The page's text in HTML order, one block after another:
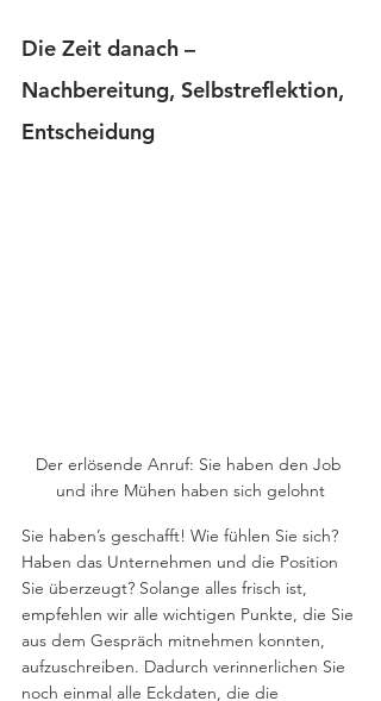
Die Zeit danach –
Nachbereitung, Selbstreflektion,
Entscheidung
Der erlösende Anruf: Sie haben den Job
und ihre Mühen haben sich gelohnt
Sie haben’s geschafft! Wie fühlen Sie sich?
Haben das Unternehmen und die Position
Sie überzeugt? Solange alles frisch ist,
empfehlen wir alle wichtigen Punkte, die Sie
aus dem Gespräch mitnehmen konnten,
aufzuschreiben. Dadurch verinnerlichen Sie
noch einmal alle Eckdaten, die die